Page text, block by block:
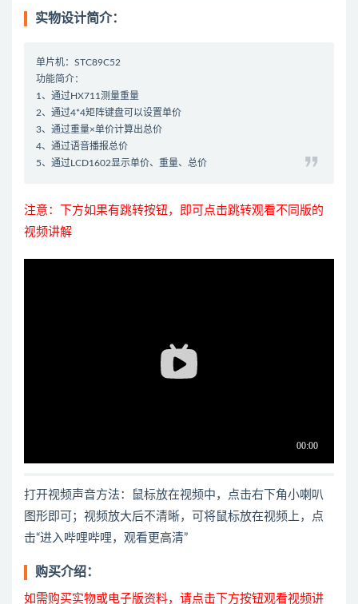
实物设计简介：
单片机：STC89C52
功能简介：
1、通过HX711测量重量
2、通过4*4矩阵键盘可以设置单价
3、通过重量×单价计算出总价
4、通过语音播报总价
5、通过LCD1602显示单价、重量、总价
注意：下方如果有跳转按钮，即可点击跳转观看不同版的
视频讲解
打开视频声音方法：鼠标放在视频中，点击右下角小喇叭
图形即可；视频放大后不清晰，可将鼠标放在视频上，点
击“进入哔哩哔哩，观看更高清”
购买介绍：
如需购买实物或电子版资料，请点击下方按钮观看视频讲